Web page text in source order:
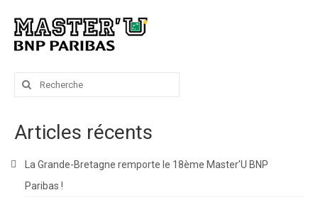
Rechercher
Articles récents
La Grande-Bretagne remporte le 18ème Master’U BNP
Paribas !